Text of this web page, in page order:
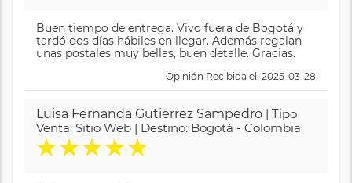
Buen tiempo de entrega. Vivo fuera de Bogotá y
tardó dos días hábiles en llegar. Además regalan
unas postales muy bellas, buen detalle. Gracias.
Opinión Recibida el: 2025-03-28
Luisa Fernanda Gutierrez Sampedro | Tipo
Venta: Sitio Web | Destino: Bogotá - Colombia
★★★★★